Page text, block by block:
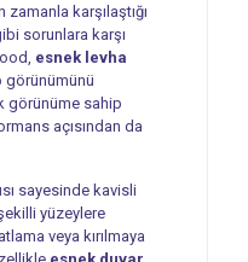
karşılaştığı
sorunlara karşı
esnek levha
görünüme sahip
açısından da
sayesinde kavisli
yüzeylere
veya kırılmaya